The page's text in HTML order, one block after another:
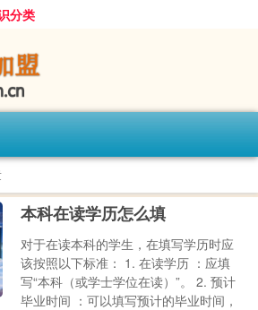
分类
本科在读学历怎么填
对于在读本科的学生，在填写学历时应
该按照以下标准： 1. 在读学历 ：应填
写“本科（或学士学位在读）”。 2. 预计
毕业时间 ：可以填写预计的毕业时间，